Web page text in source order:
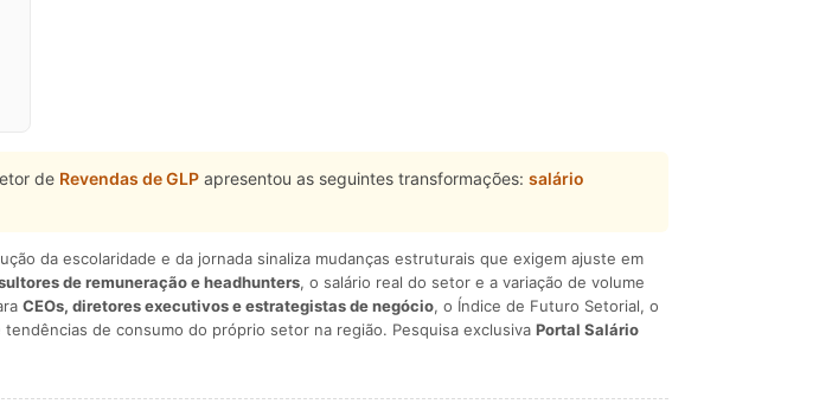
de Revendas de GLP apresentou as seguintes transformações: salário
da escolaridade e da jornada sinaliza mudanças estruturais que exigem ajuste em
de remuneração e headhunters, o salário real do setor e a variação de volume
CEOs, diretores executivos e estrategistas de negócio, o Índice de Futuro Setorial, o
de consumo do próprio setor na região. Pesquisa exclusiva Portal Salário